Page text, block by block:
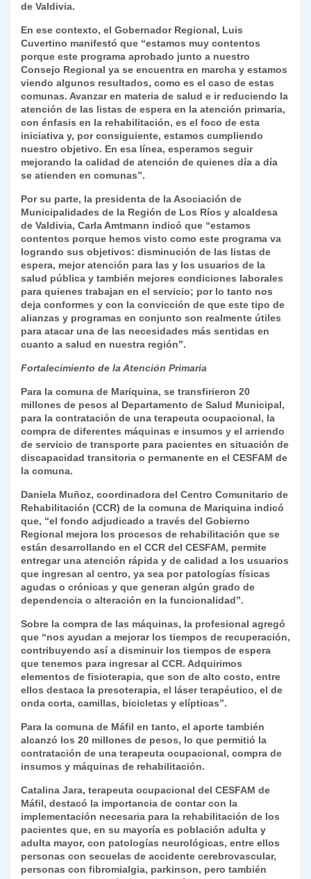
de Valdivia.
En ese contexto, el Gobernador Regional, Luis
Cuvertino manifestó que “estamos muy contentos
porque este programa aprobado junto a nuestro
Consejo Regional ya se encuentra en marcha y estamos
viendo algunos resultados, como es el caso de estas
comunas. Avanzar en materia de salud e ir reduciendo la
atención de las listas de espera en la atención primaria,
con énfasis en la rehabilitación, es el foco de esta
iniciativa y, por consiguiente, estamos cumpliendo
nuestro objetivo. En esa línea, esperamos seguir
mejorando la calidad de atención de quienes día a día
se atienden en comunas”.
Por su parte, la presidenta de la Asociación de
Municipalidades de la Región de Los Ríos y alcaldesa
de Valdivia, Carla Amtmann indicó que “estamos
contentos porque hemos visto como este programa va
logrando sus objetivos: disminución de las listas de
espera, mejor atención para las y los usuarios de la
salud pública y también mejores condiciones laborales
para quienes trabajan en el servicio; por lo tanto nos
deja conformes y con la convicción de que este tipo de
alianzas y programas en conjunto son realmente útiles
para atacar una de las necesidades más sentidas en
cuanto a salud en nuestra región”.
Fortalecimiento de la Atención Primaria
Para la comuna de Mariquina, se transfirieron 20
millones de pesos al Departamento de Salud Municipal,
para la contratación de una terapeuta ocupacional, la
compra de diferentes máquinas e insumos y el arriendo
de servicio de transporte para pacientes en situación de
discapacidad transitoria o permanente en el CESFAM de
la comuna.
Daniela Muñoz, coordinadora del Centro Comunitario de
Rehabilitación (CCR) de la comuna de Mariquina indicó
que, “el fondo adjudicado a través del Gobierno
Regional mejora los procesos de rehabilitación que se
están desarrollando en el CCR del CESFAM, permite
entregar una atención rápida y de calidad a los usuarios
que ingresan al centro, ya sea por patologías físicas
agudas o crónicas y que generan algún grado de
dependencia o alteración en la funcionalidad”.
Sobre la compra de las máquinas, la profesional agregó
que “nos ayudan a mejorar los tiempos de recuperación,
contribuyendo así a disminuir los tiempos de espera
que tenemos para ingresar al CCR. Adquirimos
elementos de fisioterapia, que son de alto costo, entre
ellos destaca la presoterapia, el láser terapéutico, el de
onda corta, camillas, bicicletas y elípticas”.
Para la comuna de Máfil en tanto, el aporte también
alcanzó los 20 millones de pesos, lo que permitió la
contratación de una terapeuta ocupacional, compra de
insumos y máquinas de rehabilitación.
Catalina Jara, terapeuta ocupacional del CESFAM de
Máfil, destacó la importancia de contar con la
implementación necesaria para la rehabilitación de los
pacientes que, en su mayoría es población adulta y
adulta mayor, con patologías neurológicas, entre ellos
personas con secuelas de accidente cerebrovascular,
personas con fibromialgia, parkinson, pero también